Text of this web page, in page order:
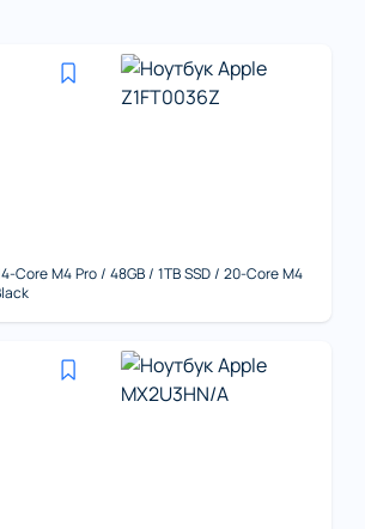
Core M4 Pro / 48GB / 1TB SSD / 20-Core M4